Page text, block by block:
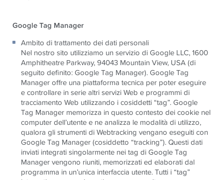
Google Tag Manager
Ambito di trattamento dei dati personali
Nel nostro sito utilizziamo un servizio di Google LLC, 1600
Amphitheatre Parkway, 94043 Mountain View, USA (di
seguito definito: Google Tag Manager). Google Tag
Manager offre una piattaforma tecnica per poter eseguire
e controllare in serie altri servizi Web e programmi di
tracciamento Web utilizzando i cosiddetti “tag”. Google
Tag Manager memorizza in questo contesto dei cookie nel
computer dell’utente e ne analizza le modalità di utilizzo,
qualora gli strumenti di Webtracking vengano eseguiti con
Google Tag Manager (cosiddetto “tracking”). Questi dati
inviati integrati singolarmente nei tag di Google Tag
Manager vengono riuniti, memorizzati ed elaborati dal
programma in un’unica interfaccia utente. Tutti i “tag”